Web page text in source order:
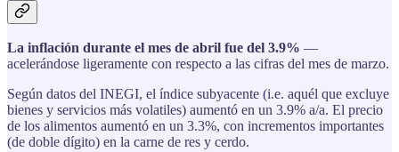
La inflación durante el mes de abril fue del 3.9% —
acelerándose ligeramente con respecto a las cifras del mes de marzo.
Según datos del INEGI, el índice subyacente (i.e. aquél que excluye
bienes y servicios más volatiles) aumentó en un 3.9% a/a. El precio
de los alimentos aumentó en un 3.3%, con incrementos importantes
(de doble dígito) en la carne de res y cerdo.